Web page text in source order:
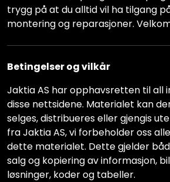
trygg på at du alltid vil ha tilgang
montering og reparasjoner.
Betingelser og vilkår
Jaktia AS har opphavsretten til all
disse nettsidene. Materialet kan
selges, distribueres eller gjengis
fra Jaktia AS, vi forbeholder oss
dette materialet. Dette gjelder
salg og kopiering av informasjon,
løsninger, koder og tabeller.